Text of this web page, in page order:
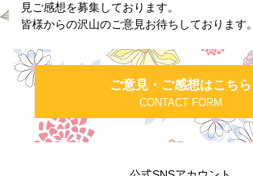
見ご感想を募集しております。
皆様からの沢山のご意見お待ちしております。
ご意見・ご感想はこちら
CONTACT FORM